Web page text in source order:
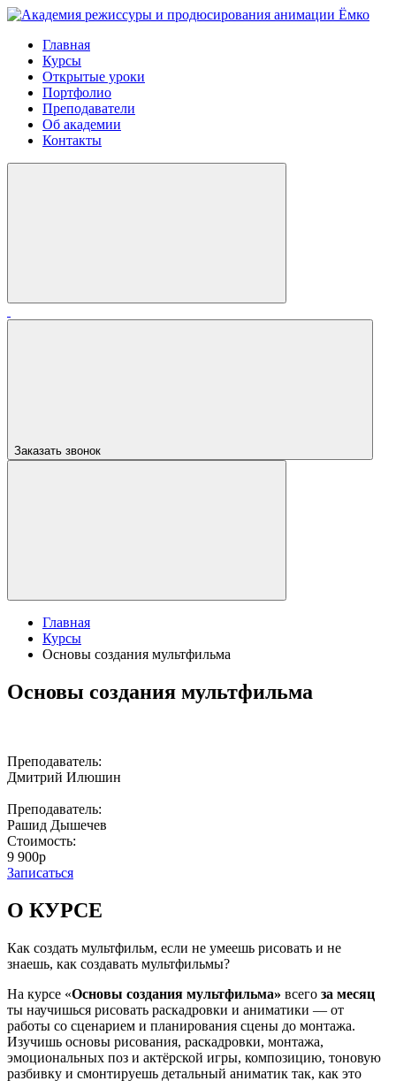
Главная
Курсы
Открытые уроки
Портфолио
Преподаватели
Об академии
Контакты
Заказать звонок
Главная
Курсы
Основы создания мультфильма
Основы создания мультфильма
Преподаватель:
Дмитрий Илюшин
Преподаватель:
Рашид Дышечев
Стоимость:
9 900р
Записаться
О КУРСЕ
Как создать мультфильм, если не умеешь рисовать и не
знаешь, как создавать мультфильмы?
На курсе «Основы создания мультфильма» всего за месяц
ты научишься рисовать раскадровки и аниматики — от
работы со сценарием и планирования сцены до монтажа.
Изучишь основы рисования, раскадровки, монтажа,
эмоциональных поз и актёрской игры, композицию, тоновую
разбивку и смонтируешь детальный аниматик так, как это